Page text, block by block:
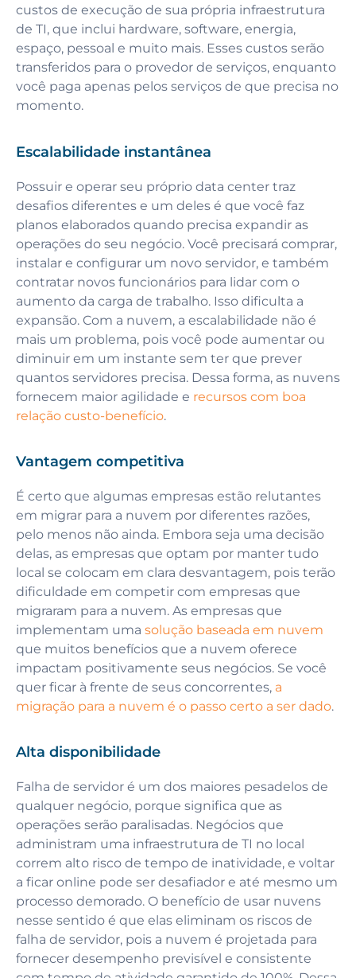
custos de execução de sua própria infraestrutura
de TI, que inclui hardware, software, energia,
espaço, pessoal e muito mais. Esses custos serão
transferidos para o provedor de serviços, enquanto
você paga apenas pelos serviços de que precisa no
momento.
Escalabilidade instantânea
Possuir e operar seu próprio data center traz
desafios diferentes e um deles é que você faz
planos elaborados quando precisa expandir as
operações do seu negócio. Você precisará comprar,
instalar e configurar um novo servidor, e também
contratar novos funcionários para lidar com o
aumento da carga de trabalho. Isso dificulta a
expansão. Com a nuvem, a escalabilidade não é
mais um problema, pois você pode aumentar ou
diminuir em um instante sem ter que prever
quantos servidores precisa. Dessa forma, as nuvens
fornecem maior agilidade e recursos com boa
relação custo-benefício.
Vantagem competitiva
É certo que algumas empresas estão relutantes
em migrar para a nuvem por diferentes razões,
pelo menos não ainda. Embora seja uma decisão
delas, as empresas que optam por manter tudo
local se colocam em clara desvantagem, pois terão
dificuldade em competir com empresas que
migraram para a nuvem. As empresas que
implementam uma solução baseada em nuvem
que muitos benefícios que a nuvem oferece
impactam positivamente seus negócios. Se você
quer ficar à frente de seus concorrentes, a
migração para a nuvem é o passo certo a ser dado.
Alta disponibilidade
Falha de servidor é um dos maiores pesadelos de
qualquer negócio, porque significa que as
operações serão paralisadas. Negócios que
administram uma infraestrutura de TI no local
correm alto risco de tempo de inatividade, e voltar
a ficar online pode ser desafiador e até mesmo um
processo demorado. O benefício de usar nuvens
nesse sentido é que elas eliminam os riscos de
falha de servidor, pois a nuvem é projetada para
fornecer desempenho previsível e consistente